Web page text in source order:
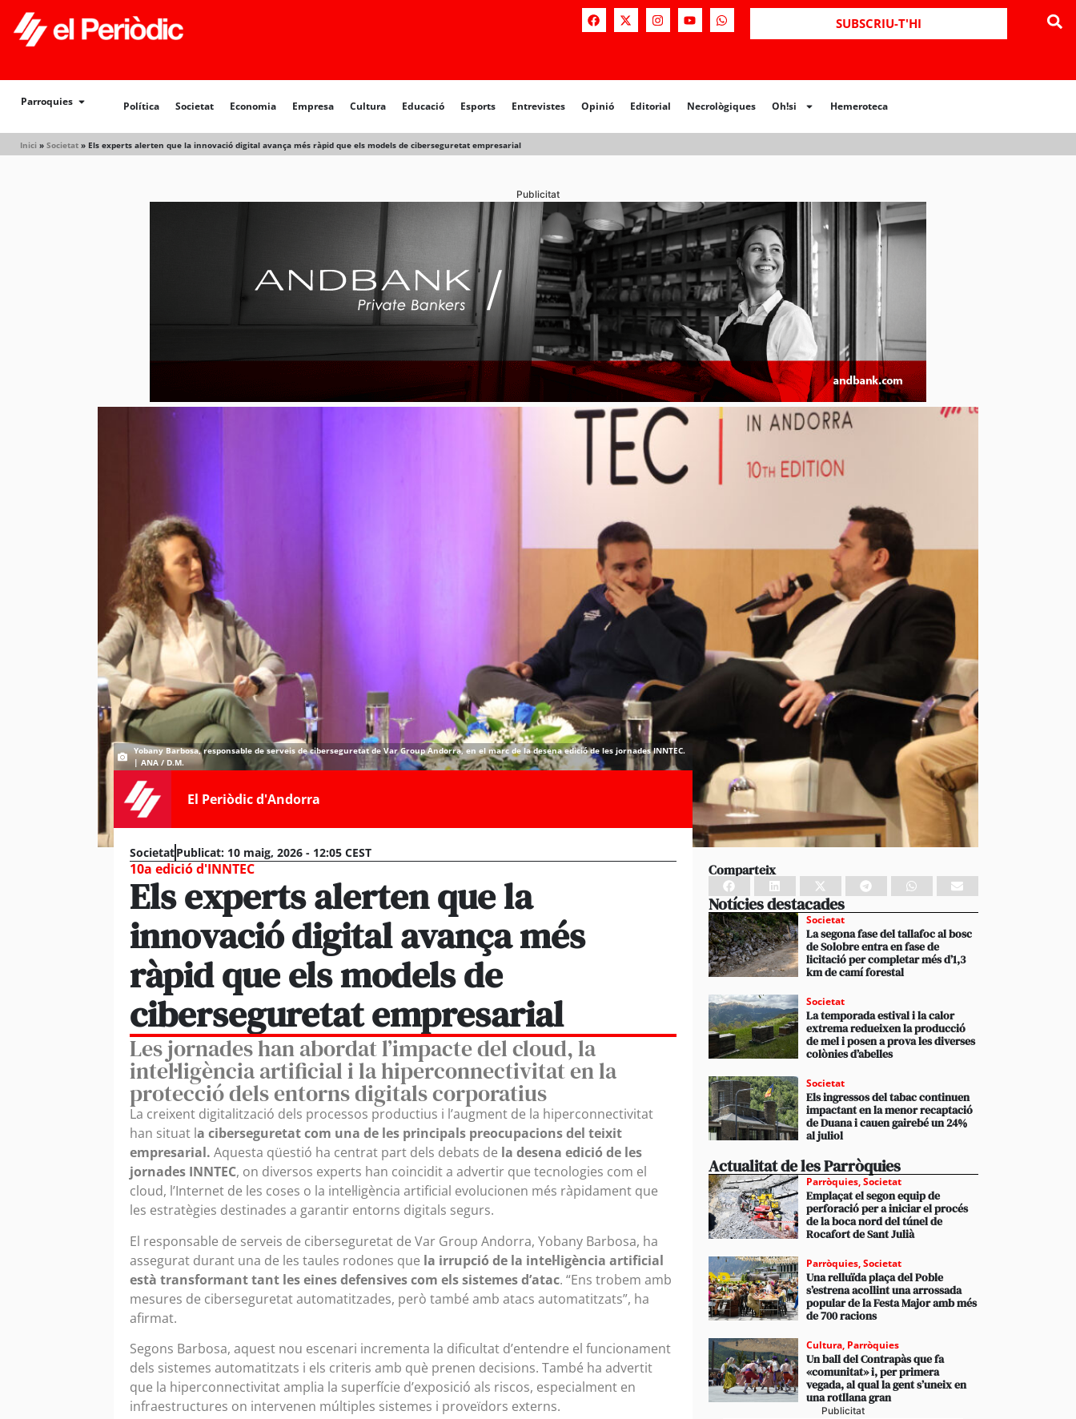
SUBSCRIU-T'HI
Parroquies Política Societat Economia Empresa Cultura Educació Esports Entrevistes Opinió Editorial Necrològiques Oh!si Hemeroteca
Inici » Societat » Els experts alerten que la innovació digital avança més ràpid que els models de ciberseguretat empresarial
Publicitat
Yobany Barbosa, responsable de serveis de ciberseguretat de Var Group Andorra, en el marc de la desena edició de les jornades INNTEC.
| ANA / D.M.
El Periòdic d'Andorra
SocietatPublicat: 10 maig, 2026 - 12:05 CEST
10a edició d'INNTEC
Els experts alerten que la
innovació digital avança més
ràpid que els models de
ciberseguretat empresarial
Les jornades han abordat l’impacte del cloud, la
intel·ligència artificial i la hiperconnectivitat en la
protecció dels entorns digitals corporatius
La creixent digitalització dels processos productius i l’augment de la hiperconnectivitat
han situat la ciberseguretat com una de les principals preocupacions del teixit
empresarial. Aquesta qüestió ha centrat part dels debats de la desena edició de les
jornades INNTEC, on diversos experts han coincidit a advertir que tecnologies com el
cloud, l’Internet de les coses o la intel·ligència artificial evolucionen més ràpidament que
les estratègies destinades a garantir entorns digitals segurs.
El responsable de serveis de ciberseguretat de Var Group Andorra, Yobany Barbosa, ha
assegurat durant una de les taules rodones que la irrupció de la intel·ligència artificial
està transformant tant les eines defensives com els sistemes d’atac. “Ens trobem amb
mesures de ciberseguretat automatitzades, però també amb atacs automatitzats”, ha
afirmat.
Segons Barbosa, aquest nou escenari incrementa la dificultat d’entendre el funcionament
dels sistemes automatitzats i els criteris amb què prenen decisions. També ha advertit
que la hiperconnectivitat amplia la superfície d’exposició als riscos, especialment en
infraestructures on intervenen múltiples sistemes i proveïdors externs.
Comparteix
Notícies destacades
Societat
La segona fase del tallafoc al bosc
de Solobre entra en fase de
licitació per completar més d’1,3
km de camí forestal
Societat
La temporada estival i la calor
extrema redueixen la producció
de mel i posen a prova les diverses
colònies d’abelles
Societat
Els ingressos del tabac continuen
impactant en la menor recaptació
de Duana i cauen gairebé un 24%
al juliol
Actualitat de les Parròquies
Parròquies,Societat
Emplaçat el segon equip de
perforació per a iniciar el procés
de la boca nord del túnel de
Rocafort de Sant Julià
Parròquies,Societat
Una relluïda plaça del Poble
s’estrena acollint una arrossada
popular de la Festa Major amb més
de 700 racions
Cultura, Parròquies
Un ball del Contrapàs que fa
«comunitat» i, per primera
vegada, al qual la gent s’uneix en
una rotllana gran
Publicitat